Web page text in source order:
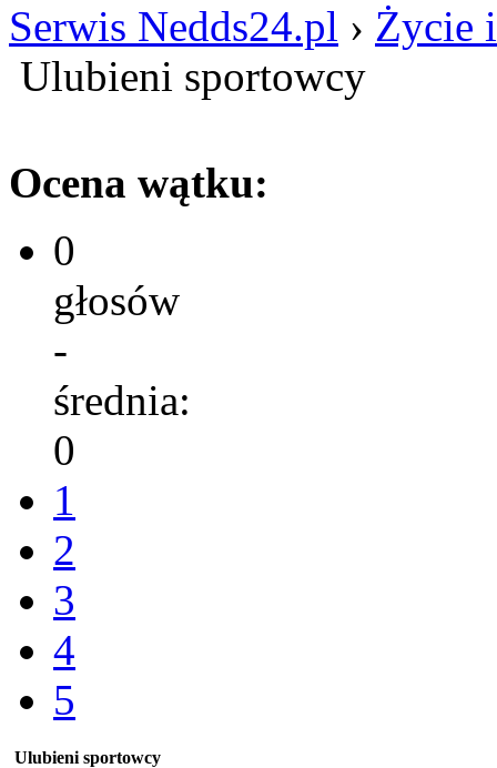
Serwis Nedds24.pl › Życie
Ulubieni sportowcy
Ocena wątku:
0
głosów
-
średnia:
0
1
2
3
4
5
Ulubieni sportowcy